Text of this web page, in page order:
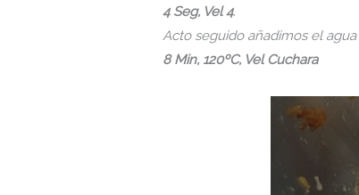
4 Seg, Vel 4.
Acto seguido añadimos el
8 Min, 120ºC, Vel Cuchara